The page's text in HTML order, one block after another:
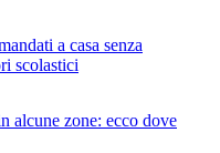
a casa senza
scolastici
alcune zone: ecco dove